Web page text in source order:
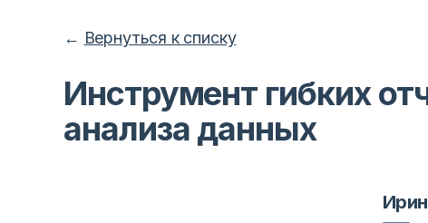
← Вернуться к списку
Инструмент гибких
анализа данных